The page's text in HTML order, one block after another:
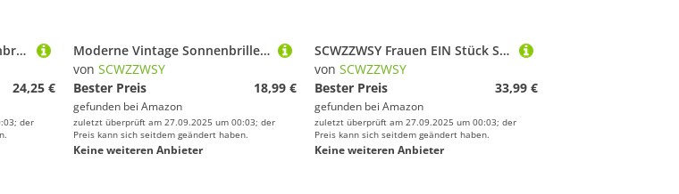
SCWZZWSY Rahmen Sonnenbrillen für Männer Frauen Klassische Vintage Driving Beach Sonnenbrillen Brillen Brillen
24,25 €
der
Moderne Vintage Sonnenbrille Frauen Luxusdesigner Sonnenbrillen Mode rosa Schatten Weibliche Blumendekoration
von SCWZZWSY
Bester Preis
18,99 €
gefunden bei Amazon
zuletzt überprüft am 27.09.2025 um 00:03; der
Preis kann sich seitdem geändert haben.
Keine weiteren Anbieter
SCWZZWSY Frauen EIN Stück Sonnenbrille Vintage übergroße Brillen Brillen mit
von SCWZZWSY
Bester Preis
33,99 €
gefunden bei Amazon
zuletzt überprüft am 27.09.2025 um 00:03; der
Preis kann sich seitdem geändert haben.
Keine weiteren Anbieter